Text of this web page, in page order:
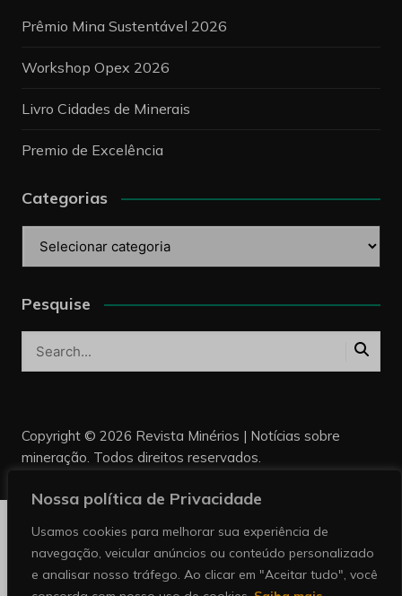
Nossa política de Privacidade
Usamos cookies para melhorar sua experiência de
navegação, veicular anúncios ou conteúdo personalizado
e analisar nosso tráfego. Ao clicar em "Aceitar tudo", você
Prêmio Mina Sustentável 2026
Workshop Opex 2026
Livro Cidades de Minerais
Premio de Excelência
Categorias
Pesquise
Copyright © 2026 Revista Minérios | Notícias sobre
mineração. Todos direitos reservados.